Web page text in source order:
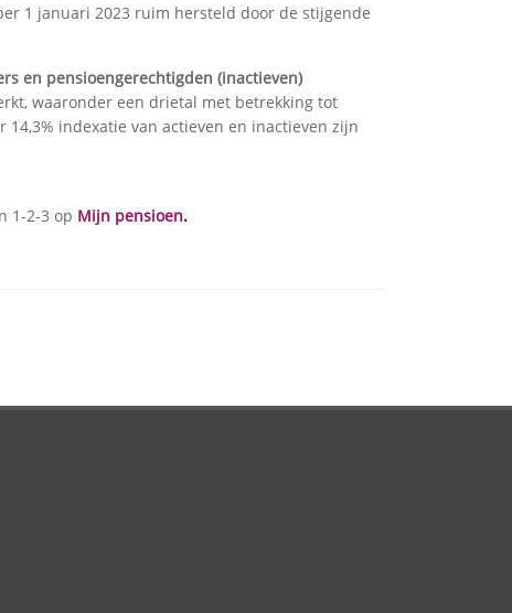
1 januari 2023 ruim hersteld door de stijgende
en pensioengerechtigden (inactieven)
waaronder een drietal met betrekking tot
indexatie van actieven en inactieven zijn
1-2-3 op Mijn pensioen.